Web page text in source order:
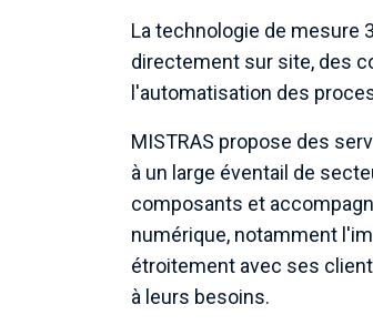
La technologie de mesure
directement sur site, des
l'automatisation des
MISTRAS propose des
à un large éventail de
composants et
numérique, notamment
étroitement avec ses
à leurs besoins.